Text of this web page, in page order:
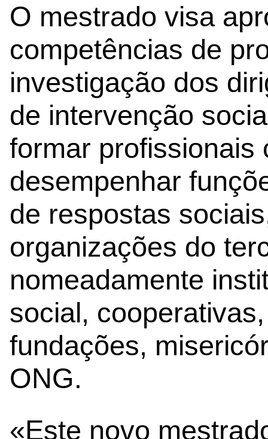
O mestrado visa
competências de
investigação dos
de intervenção
formar profissionais
desempenhar
de respostas
organizações do
nomeadamente
social,
fundações,
ONG.
«Este novo